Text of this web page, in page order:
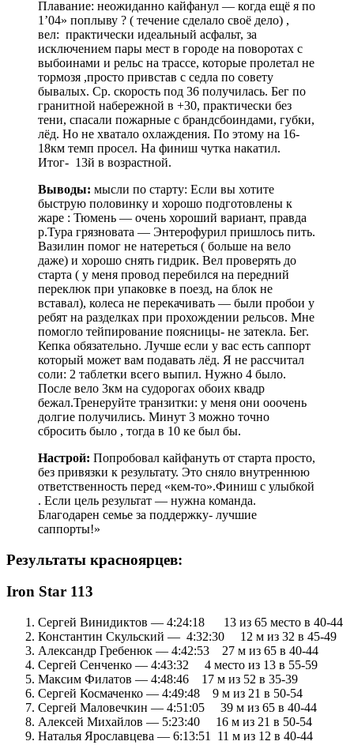
Плавание: неожиданно кайфанул — когда ещё я по
1’04» поплыву ? ( течение сделало своё дело) ,
вел: практически идеальный асфальт, за
исключением пары мест в городе на поворотах с
выбоинами и рельс на трассе, которые пролетал не
тормозя ,просто привстав с седла по совету
бывалых. Ср. скорость под 36 получилась. Бег по
гранитной набережной в +30, практически без
тени, спасали пожарные с брандсбоиндами, губки,
лёд. Но не хватало охлаждения. По этому на 16-
18км темп просел. На финиш чутка накатил.
Итог- 13й в возрастной.
Выводы: мысли по старту: Если вы хотите
быструю половинку и хорошо подготовлены к
жаре : Тюмень — очень хороший вариант, правда
р.Тура грязновата — Энтерофурил пришлось пить.
Вазилин помог не натереться ( больше на вело
даже) и хорошо снять гидрик. Вел проверять до
старта ( у меня провод перебился на передний
переклюк при упаковке в поезд, на блок не
вставал), колеса не перекачивать — были пробои у
ребят на разделках при прохождении рельсов. Мне
помогло тейпирование поясницы- не затекла. Бег.
Кепка обязательно. Лучше если у вас есть саппорт
который может вам подавать лёд. Я не рассчитал
соли: 2 таблетки всего выпил. Нужно 4 было.
После вело 3км на судорогах обоих квадр
бежал.Тренеруйте транзитки: у меня они ооочень
долгие получились. Минут 3 можно точно
сбросить было , тогда в 10 ке был бы.
Настрой: Попробовал кайфануть от старта просто,
без привязки к результату. Это сняло внутреннюю
ответственность перед «кем-то».Финиш с улыбкой
. Если цель результат — нужна команда.
Благодарен семье за поддержку- лучшие
саппорты!»
Результаты красноярцев:
Iron Star 113
Сергей Винидиктов — 4:24:18 13 из 65 место в 40-44
Константин Скульский — 4:32:30 12 м из 32 в 45-49
Александр Гребенюк — 4:42:53 27 м из 65 в 40-44
Сергей Сенченко — 4:43:32 4 место из 13 в 55-59
Максим Филатов — 4:48:46 17 м из 52 в 35-39
Сергей Космаченко — 4:49:48 9 м из 21 в 50-54
Сергей Маловечкин — 4:51:05 39 м из 65 в 40-44
Алексей Михайлов — 5:23:40 16 м из 21 в 50-54
Наталья Ярославцева — 6:13:51 11 м из 12 в 40-44